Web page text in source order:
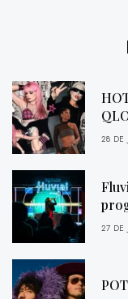
28 DE
27 DE